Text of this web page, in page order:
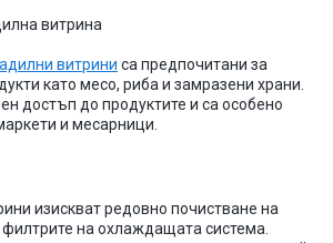
витрина
витрини са предпочитани за
като месо, риба и замразени храни.
достъп до продуктите и са особено
и месарници.
изискват редовно почистване на
на охлаждащата система.